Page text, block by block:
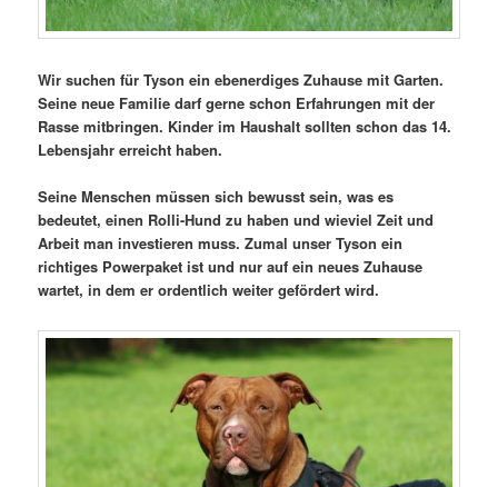
Wir suchen für Tyson ein ebenerdiges Zuhause mit Garten.
Seine neue Familie darf gerne schon Erfahrungen mit der
Rasse mitbringen. Kinder im Haushalt sollten schon das 14.
Lebensjahr erreicht haben.
Seine Menschen müssen sich bewusst sein, was es
bedeutet, einen Rolli-Hund zu haben und wieviel Zeit und
Arbeit man investieren muss. Zumal unser Tyson ein
richtiges Powerpaket ist und nur auf ein neues Zuhause
wartet, in dem er ordentlich weiter gefördert wird.